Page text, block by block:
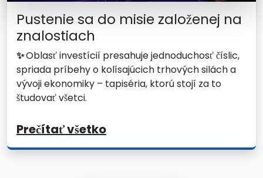
Pustenie sa do misie založenej na
znalostiach
✨Oblasť investícií presahuje jednoduchosť číslic,
spriada príbehy o kolísajúcich trhových silách a
vývoji ekonomiky – tapiséria, ktorú stojí za to
študovať všetci.
Prečítať všetko